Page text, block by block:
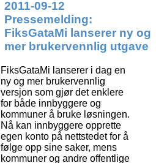
2011-09-12
Pressemelding:
FiksGataMi lanserer ny og
mer brukervennlig utgave
FiksGataMi lanserer i dag en
ny og mer brukervennlig
versjon som gjør det enklere
for både innbyggere og
kommuner å bruke løsningen.
Nå kan innbyggere opprette
egen konto på nettstedet for å
følge opp sine saker, mens
kommuner og andre offentlige